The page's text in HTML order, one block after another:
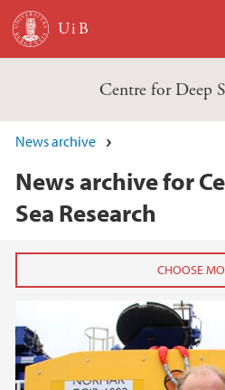
Skip to main content
Centre for Deep
News archive
News archive for
Sea Research
2025
January